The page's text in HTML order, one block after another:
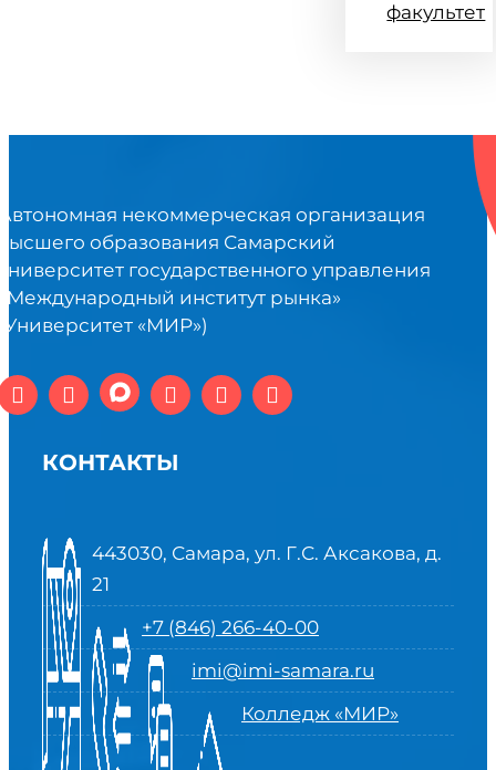
факультет
некоммерческая организация
образования Самарский
государственного управления
институт рынка»
«МИР»)
КОНТАКТЫ
443030, Самара, ул. Г.С. Аксакова, д.
21
+7 (846) 266-40-00
imi@imi-samara.ru
Колледж «МИР»